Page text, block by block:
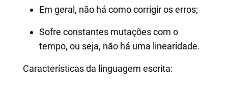
Em geral, não há como corrigir os erros;
Sofre constantes mutações com o
tempo, ou seja, não há uma linearidade.
Características da linguagem escrita: